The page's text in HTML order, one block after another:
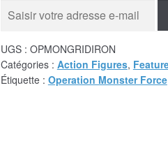
UGS : OPMONGRIDIRON
Catégories : Action Figures,
Étiquette : Operation Monster Force